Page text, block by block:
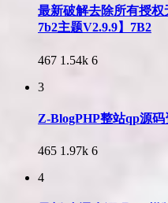
最新破解去除所有授
7b2主题V2.9.9】7B2
467 1.54k 6
3
Z-BlogPHP整站qp源
465 1.97k 6
4